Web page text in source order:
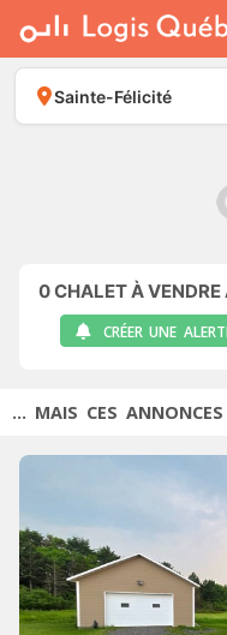
À LOUER
À VENDRE
PLACER UNE
Sainte-Félicité
0CHALET À
CRÉER UNE
... MAIS CES